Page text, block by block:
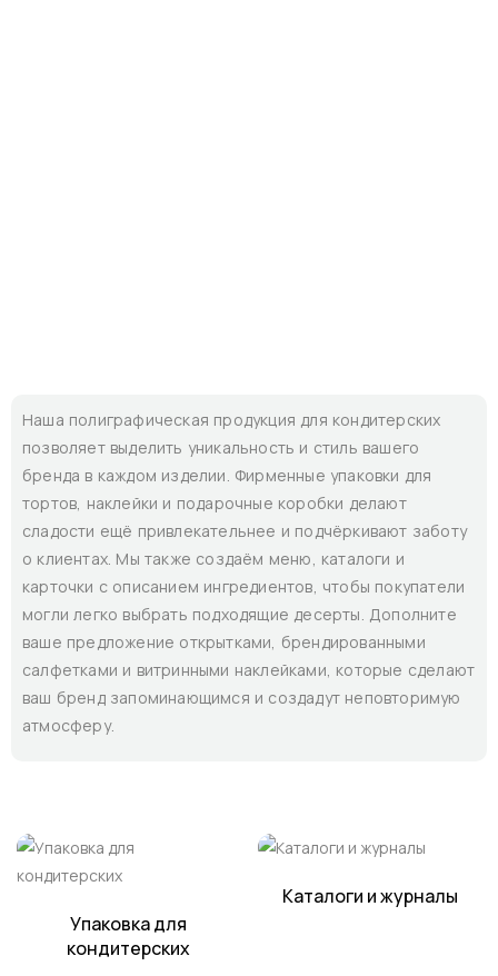
Наша полиграфическая продукция для кондитерских
позволяет выделить уникальность и стиль вашего
бренда в каждом изделии. Фирменные упаковки для
тортов, наклейки и подарочные коробки делают
сладости ещё привлекательнее и подчёркивают заботу
о клиентах. Мы также создаём меню, каталоги и
карточки с описанием ингредиентов, чтобы покупатели
могли легко выбрать подходящие десерты. Дополните
ваше предложение открытками, брендированными
салфетками и витринными наклейками, которые сделают
ваш бренд запоминающимся и создадут неповторимую
атмосферу.
Упаковка для
кондитерских
Каталоги и журналы